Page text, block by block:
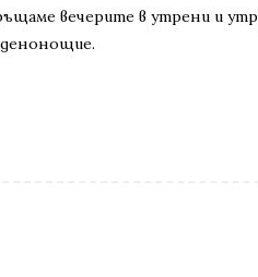
вечерите в утрени и